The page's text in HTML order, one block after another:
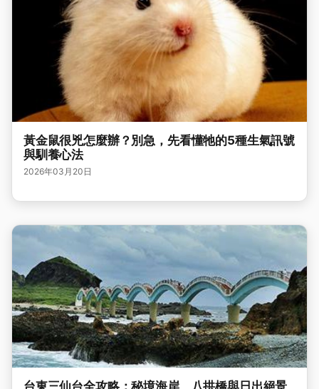
黃金鼠很兇怎麼辦？別急，先看懂牠的5種生氣訊號
與馴養心法
2026年03月20日
台東三仙台全攻略：秘境海岸、八拱橋與日出絕景